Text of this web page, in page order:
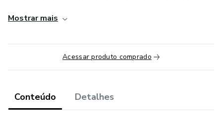
Profissional Matadora de Vendas na Internet:
01 - Criamos uma estrutura online profissional
02 - Deixamos ela com um design atraente
Mostrar mais
Acessar produto comprado
Conteúdo Detalhes